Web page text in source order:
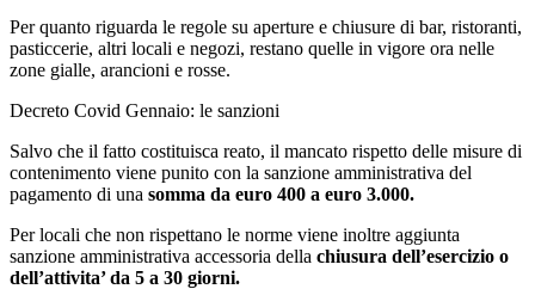
Per quanto riguarda le regole su aperture e chiusure di bar, ristoranti,
pasticcerie, altri locali e negozi, restano quelle in vigore ora nelle
zone gialle, arancioni e rosse.
Decreto Covid Gennaio: le sanzioni
Salvo che il fatto costituisca reato, il mancato rispetto delle misure di
contenimento viene punito con la sanzione amministrativa del
pagamento di una somma da euro 400 a euro 3.000.
Per locali che non rispettano le norme viene inoltre aggiunta
sanzione amministrativa accessoria della chiusura dell’esercizio o
dell’attivita’ da 5 a 30 giorni.